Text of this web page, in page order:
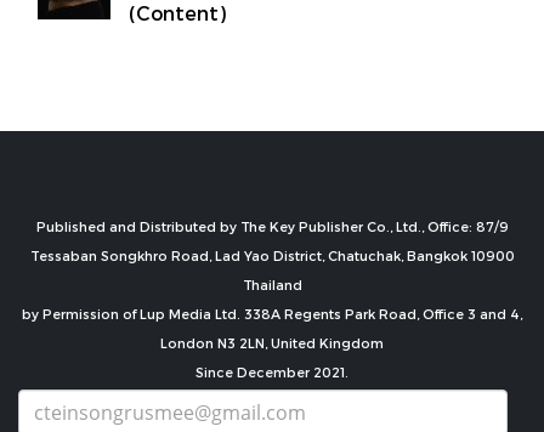
(Content)
Published and Distributed by The Key Publisher Co., Ltd., Office: 87/9
Tessaban Songkhro Road, Lad Yao District, Chatuchak, Bangkok 10900
Thailand
by Permission of Lup Media Ltd. 338A Regents Park Road, Office 3 and 4,
London N3 2LN, United Kingdom
Since December 2021.